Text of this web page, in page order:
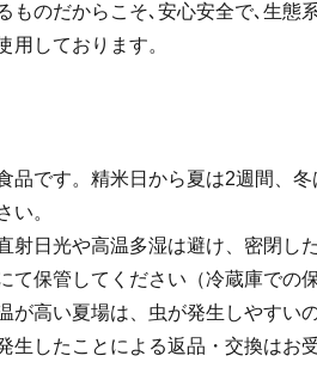
ものだからこそ､安心安全で､生態
用しております。
品です。精米日から夏は2週間、
い。
射日光や高温多湿は避け、密閉し
て保管してください（冷蔵庫での
が高い夏場は、虫が発生しやすい
生したことによる返品・交換はお